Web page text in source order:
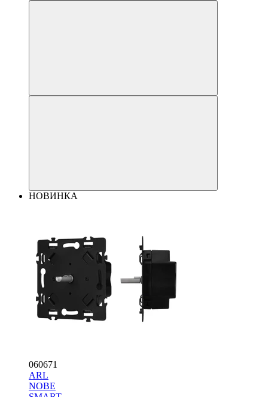
НОВИНКА
060671
ARL
NOBE